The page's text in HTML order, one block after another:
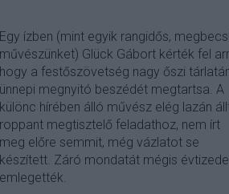
Egy ízben (mint egyik rangidős,
művészünket) Glück Gábort kérték fel
hogy a festőszövetség nagy őszi
ünnepi megnyitó beszédét megtartsa. A
különc hírében álló művész elég lazán
roppant megtisztelő feladathoz, nem írt
meg előre semmit, még vázlatot se
készített. Záró mondatát mégis
emlegették.